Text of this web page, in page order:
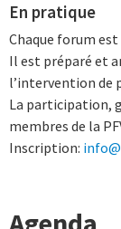
En pratique
Chaque forum
Il est préparé et
l’intervention de
La participation,
membres de la
Inscription: